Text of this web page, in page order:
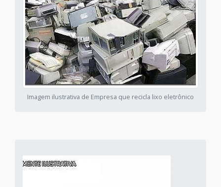
Imagem ilustrativa de Empresa que recicla lixo eletrônico